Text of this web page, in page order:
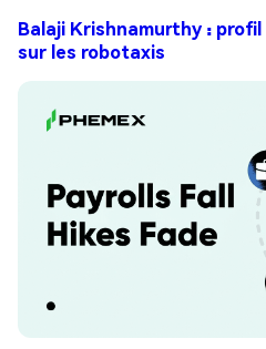
Balaji Krishnamurthy : profil
sur les robotaxis